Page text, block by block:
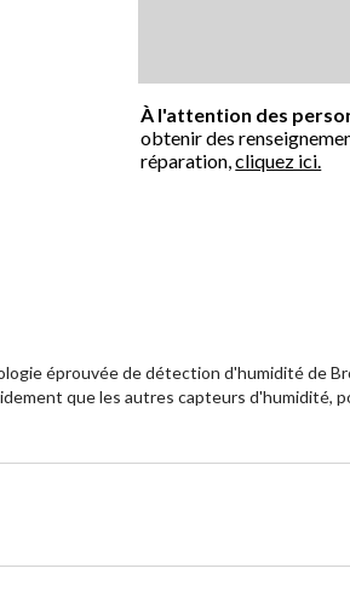
À l'attention des
obtenir des
réparation,cliquez ici.
éprouvée de détection d'humidité de
que les autres capteurs d'humidité,